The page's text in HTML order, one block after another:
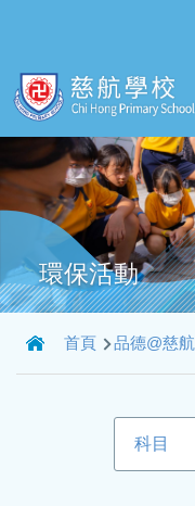
環保活動
導
航
首頁 品德@慈航